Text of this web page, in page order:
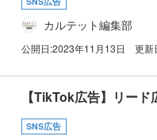
カルテット編集部
公開日:2023年11月13日 更新
【TikTok広告】リー
SNS広告